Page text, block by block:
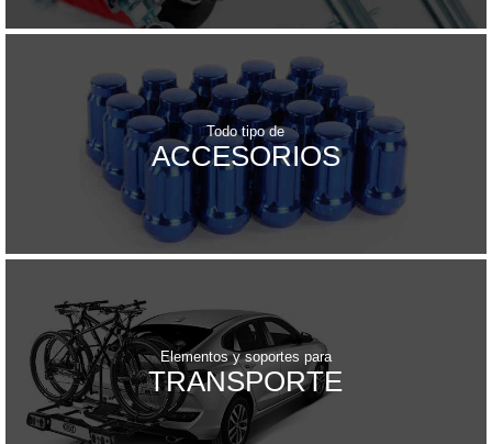
Todo tipo de
ACCESORIOS
Elementos y soportes para
TRANSPORTE